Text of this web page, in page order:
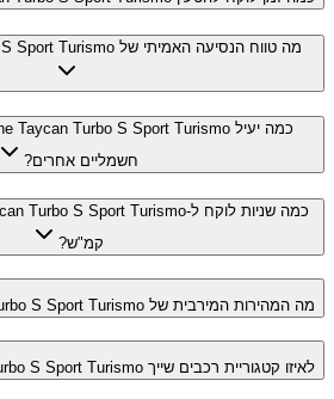
מה טווח הנסיעה האמיתי של Porsche Taycan Turbo S Sport Turismo?
חשמליים אחרים?
קמ"ש?
מה המהירות המירבית של Porsche Taycan Turbo S Sport Turismo?
לאיזו קטגוריית רכבים שייך Porsche Taycan Turbo S Sport Turismo?